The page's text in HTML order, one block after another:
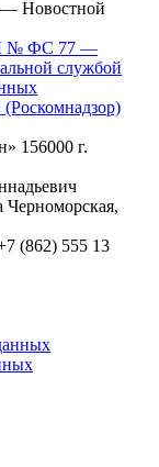
Новостной
№ ФС 77 —
службой
156000 г.
Черноморская,
(862) 555 13